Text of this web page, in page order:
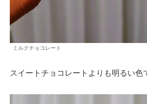
ミルクチョコレート
スイートチョコレートよりも明るい色